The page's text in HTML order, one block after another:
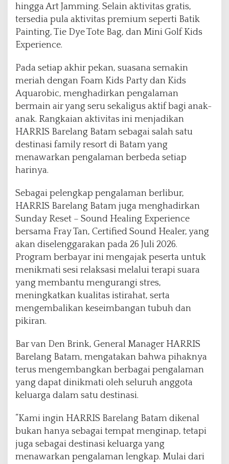
hingga Art Jamming. Selain aktivitas gratis,
tersedia pula aktivitas premium seperti Batik
Painting, Tie Dye Tote Bag, dan Mini Golf Kids
Experience.
Pada setiap akhir pekan, suasana semakin
meriah dengan Foam Kids Party dan Kids
Aquarobic, menghadirkan pengalaman
bermain air yang seru sekaligus aktif bagi anak-
anak. Rangkaian aktivitas ini menjadikan
HARRIS Barelang Batam sebagai salah satu
destinasi family resort di Batam yang
menawarkan pengalaman berbeda setiap
harinya.
Sebagai pelengkap pengalaman berlibur,
HARRIS Barelang Batam juga menghadirkan
Sunday Reset – Sound Healing Experience
bersama Fray Tan, Certified Sound Healer, yang
akan diselenggarakan pada 26 Juli 2026.
Program berbayar ini mengajak peserta untuk
menikmati sesi relaksasi melalui terapi suara
yang membantu mengurangi stres,
meningkatkan kualitas istirahat, serta
mengembalikan keseimbangan tubuh dan
pikiran.
Bar van Den Brink, General Manager HARRIS
Barelang Batam, mengatakan bahwa pihaknya
terus mengembangkan berbagai pengalaman
yang dapat dinikmati oleh seluruh anggota
keluarga dalam satu destinasi.
“Kami ingin HARRIS Barelang Batam dikenal
bukan hanya sebagai tempat menginap, tetapi
juga sebagai destinasi keluarga yang
menawarkan pengalaman lengkap. Mulai dari